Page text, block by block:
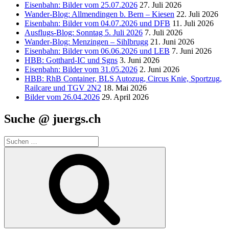
Eisenbahn: Bilder vom 25.07.2026 27. Juli 2026
Wander-Blog: Allmendingen b. Bern – Kiesen 22. Juli 2026
Eisenbahn: Bilder vom 04.07.2026 und DFB 11. Juli 2026
Ausflugs-Blog: Sonntag 5. Juli 2026 7. Juli 2026
Wander-Blog: Menzingen – Sihlbrugg 21. Juni 2026
Eisenbahn: Bilder vom 06.06.2026 und LEB 7. Juni 2026
HBB: Gotthard-IC und Sgns 3. Juni 2026
Eisenbahn: Bilder vom 31.05.2026 2. Juni 2026
HBB: RhB Container, BLS Autozug, Circus Knie, Sportzug,
Railcare und TGV 2N2 18. Mai 2026
Bilder vom 26.04.2026 29. April 2026
Suche @ juergs.ch
Suchen
nach: